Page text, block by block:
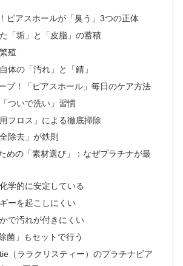
ピアスホールが「臭う」3つの正体
「垢」と「皮脂」の蓄積
殖
体の「汚れ」と「錆」
プ！「ピアスホール」毎日のケア方法
ついで洗い」習慣
用フロス」による徹底掃除
除去」が鉄則
めの「素材選び」：なぜプラチナが最
学的に安定している
ーを起こしにくい
で汚れが付きにくい
菌」もセットで行う
（ララクリスティー）のプラチナピア